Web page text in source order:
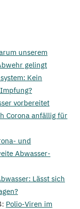
unserem
gelingt
Kein
vorbereitet
Corona anfällig für
und
Abwasser-
Lässt sich
: Polio-Viren im